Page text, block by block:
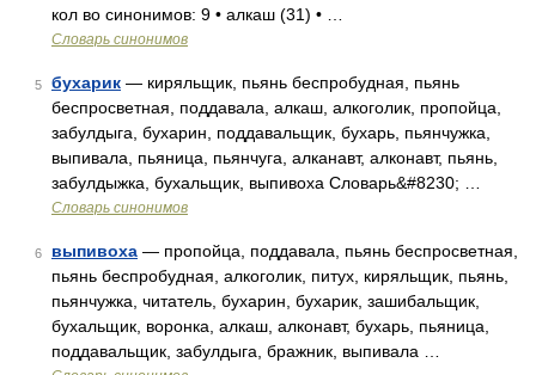
кол во синонимов: 9 • алкаш (31) • …
Словарь синонимов
5 бухарик — киряльщик, пьянь беспробудная, пьянь
беспросветная, поддавала, алкаш, алкоголик, пропойца,
забулдыга, бухарин, поддавальщик, бухарь, пьянчужка,
выпивала, пьяница, пьянчуга, алканавт, алконавт, пьянь,
забулдыжка, бухальщик, выпивоха Словарь&#8230; …
Словарь синонимов
6 выпивоха — пропойца, поддавала, пьянь беспросветная,
пьянь беспробудная, алкоголик, питух, киряльщик, пьянь,
пьянчужка, читатель, бухарин, бухарик, зашибальщик,
бухальщик, воронка, алкаш, алконавт, бухарь, пьяница,
поддавальщик, забулдыга, бражник, выпивала …